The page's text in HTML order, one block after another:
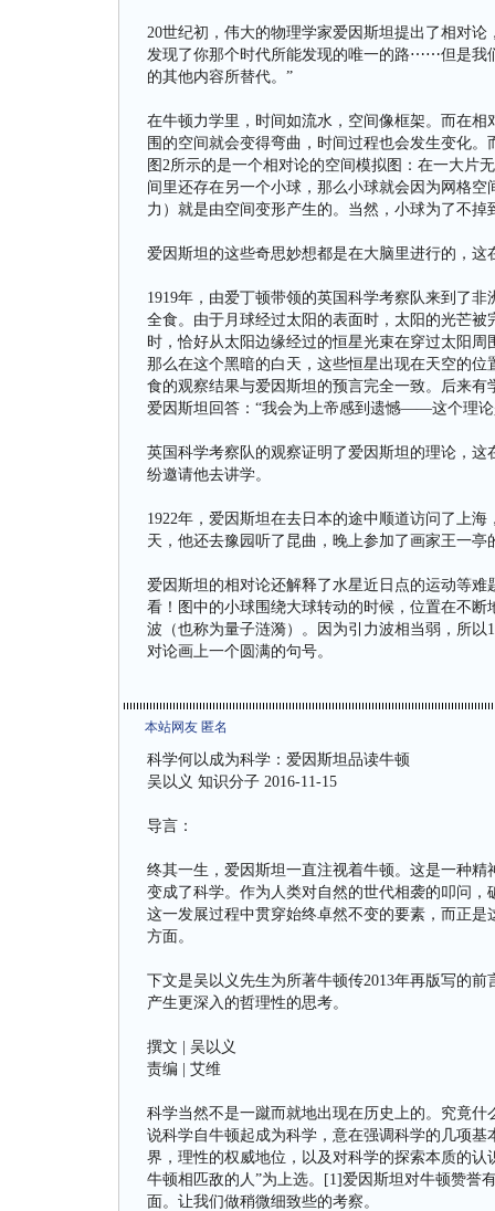
20世纪初，伟大的物理学家爱因斯坦提出了相对
发现了你那个时代所能发现的唯一的路⋯⋯但是我
的其他内容所替代。”
在牛顿力学里，时间如流水，空间像框架。而在
围的空间就会变得弯曲，时间过程也会发生变化
图2所示的是一个相对论的空间模拟图：在一大片
间里还存在另一个小球，那么小球就会因为网格
力）就是由空间变形产生的。当然，小球为了不
爱因斯坦的这些奇思妙想都是在大脑里进行的，
1919年，由爱丁顿带领的英国科学考察队来到了
全食。由于月球经过太阳的表面时，太阳的光芒
时，恰好从太阳边缘经过的恒星光束在穿过太阳
那么在这个黑暗的白天，这些恒星出现在天空的
食的观察结果与爱因斯坦的预言完全一致。后来
爱因斯坦回答：“我会为上帝感到遗憾——这个理
英国科学考察队的观察证明了爱因斯坦的理论，
纷邀请他去讲学。
1922年，爱因斯坦在去日本的途中顺道访问了上
天，他还去豫园听了昆曲，晚上参加了画家王一
爱因斯坦的相对论还解释了水星近日点的运动等
看！图中的小球围绕大球转动的时候，位置在不
波（也称为量子涟漪）。因为引力波相当弱，所
对论画上一个圆满的句号。
本站网友 匿名
科学何以成为科学：爱因斯坦品读牛顿
吴以义 知识分子 2016-11-15
导言：
终其一生，爱因斯坦一直注视着牛顿。这是一种
变成了科学。作为人类对自然的世代相袭的叩问
这一发展过程中贯穿始终卓然不变的要素，而正
方面。
下文是吴以义先生为所著牛顿传2013年再版写的
产生更深入的哲理性的思考。
撰文 | 吴以义
责编 | 艾维
科学当然不是一蹴而就地出现在历史上的。究竟
说科学自牛顿起成为科学，意在强调科学的几项
界，理性的权威地位，以及对科学的探索本质的
牛顿相匹敌的人”为上选。[1]爱因斯坦对牛顿赞誉
面。让我们做稍微细致些的考察。